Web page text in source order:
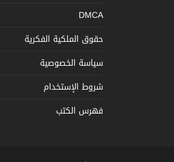
DMCA
حقوق الملكية الفكرية
سياسة الخصوصية
شروط الإستخدام
فهرس الكتب